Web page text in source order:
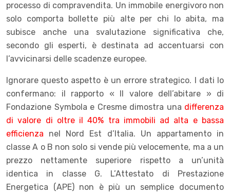
processo di compravendita. Un immobile energivoro non
solo comporta bollette più alte per chi lo abita, ma
subisce anche una svalutazione significativa che,
secondo gli esperti, è destinata ad accentuarsi con
l’avvicinarsi delle scadenze europee.
Ignorare questo aspetto è un errore strategico. I dati lo
confermano: il rapporto « Il valore dell’abitare » di
Fondazione Symbola e Cresme dimostra una differenza
di valore di oltre il 40% tra immobili ad alta e bassa
efficienza nel Nord Est d’Italia. Un appartamento in
classe A o B non solo si vende più velocemente, ma a un
prezzo nettamente superiore rispetto a un’unità
identica in classe G. L’Attestato di Prestazione
Energetica (APE) non è più un semplice documento